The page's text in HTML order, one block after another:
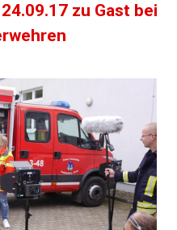
zu Gast bei